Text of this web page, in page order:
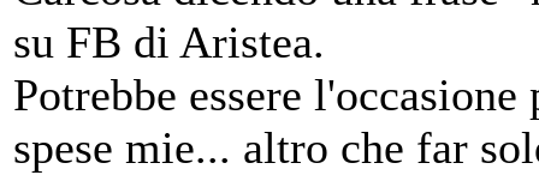
su FB di Aristea.
Potrebbe essere
spese mie... altro che far